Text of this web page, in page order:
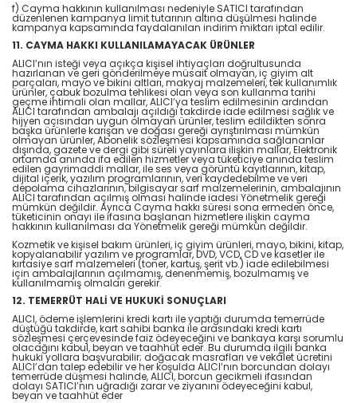
f) Cayma hakkının kullanılması nedeniyle SATICI tarafından
düzenlenen kampanya limit tutarının altına düşülmesi halinde
kampanya kapsamında faydalanılan indirim miktarı iptal edilir.
11. CAYMA HAKKI KULLANILAMAYACAK ÜRÜNLER
ALICI’nın isteği veya açıkça kişisel ihtiyaçları doğrultusunda
hazırlanan ve geri gönderilmeye müsait olmayan, iç giyim alt
parçaları, mayo ve bikini altları, makyaj malzemeleri, tek kullanımlık
ürünler, çabuk bozulma tehlikesi olan veya son kullanma tarihi
geçme ihtimali olan mallar, ALICI’ya teslim edilmesinin ardından
ALICI tarafından ambalajı açıldığı takdirde iade edilmesi sağlık ve
hijyen açısından uygun olmayan ürünler, teslim edildikten sonra
başka ürünlerle karışan ve doğası gereği ayrıştırılması mümkün
olmayan ürünler, Abonelik sözleşmesi kapsamında sağlananlar
dışında, gazete ve dergi gibi süreli yayınlara ilişkin mallar, Elektronik
ortamda anında ifa edilen hizmetler veya tüketiciye anında teslim
edilen gayrimaddi mallar, ile ses veya görüntü kayıtlarının, kitap,
dijital içerik, yazılım programlarının, veri kaydedebilme ve veri
depolama cihazlarının, bilgisayar sarf malzemelerinin, ambalajının
ALICI tarafından açılmış olması halinde iadesi Yönetmelik gereği
mümkün değildir. Ayrıca Cayma hakkı süresi sona ermeden önce,
tüketicinin onayı ile ifasına başlanan hizmetlere ilişkin cayma
hakkının kullanılması da Yönetmelik gereği mümkün değildir.
Kozmetik ve kişisel bakım ürünleri, iç giyim ürünleri, mayo, bikini, kitap,
kopyalanabilir yazılım ve programlar, DVD, VCD, CD ve kasetler ile
kırtasiye sarf malzemeleri (toner, kartuş, şerit vb.) iade edilebilmesi
için ambalajlarının açılmamış, denenmemiş, bozulmamış ve
kullanılmamış olmaları gerekir.
12. TEMERRÜT HALİ VE HUKUKİ SONUÇLARI
ALICI, ödeme işlemlerini kredi kartı ile yaptığı durumda temerrüde
düştüğü takdirde, kart sahibi banka ile arasındaki kredi kartı
sözleşmesi çerçevesinde faiz ödeyeceğini ve bankaya karşı sorumlu
olacağını kabul, beyan ve taahhüt eder. Bu durumda ilgili banka
hukuki yollara başvurabilir; doğacak masrafları ve vekâlet ücretini
ALICI’dan talep edebilir ve her koşulda ALICI’nın borcundan dolayı
temerrüde düşmesi halinde, ALICI, borcun gecikmeli ifasından
dolayı SATICI’nın uğradığı zarar ve ziyanını ödeyeceğini kabul,
beyan ve taahhüt eder